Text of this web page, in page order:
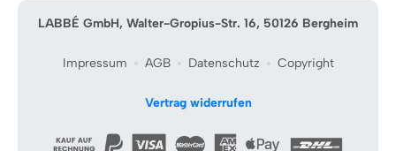
LABBÉ GmbH, Walter-Gropius-Str. 16, 50126 Bergheim
Impressum AGB Datenschutz Copyright
Vertrag widerrufen